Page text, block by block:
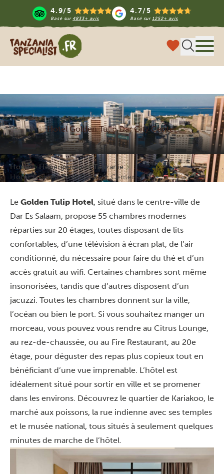
4.9/5
Basé sur 4833+ avis
4.7/5
Basé sur1252+ avis
Tanzania Specialist
Hotel Golden Tulip Dar City Center
Home
Hébergements Tanzanie
Hotel Golden Tulip Dar City Center
Le Golden Tulip Hotel, situé dans le centre-ville de
Dar Es Salaam, propose 55 chambres modernes
réparties sur 20 étages, toutes disposant de lits
confortables, d’une télévision à écran plat, de l’air
conditionné, du nécessaire pour faire du thé et d’un
accès gratuit au wifi. Certaines chambres sont même
insonorisées, tandis que d’autres disposent d’un
jacuzzi. Toutes les chambres donnent sur la ville,
l’océan ou bien le port. Si vous souhaitez manger un
morceau, vous pouvez vous rendre au Citrus Lounge,
au rez-de-chaussée, ou au Fire Restaurant, au 20e
étage, pour déguster des repas plus copieux tout en
bénéficiant d’une vue imprenable. L’hôtel est
idéalement situé pour sortir en ville et se promener
dans les environs. Découvrez le quartier de Kariakoo, le
marché aux poissons, la rue indienne avec ses temples
et le musée national, tous situés à seulement quelques
minutes de marche de l’hôtel.